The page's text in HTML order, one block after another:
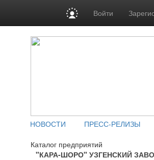
Войти
НОВОСТИ ПРЕСС-РЕЛИЗЫ
Каталог предприятий
"КАРА-ШОРО" УЗГЕНСКИЙ